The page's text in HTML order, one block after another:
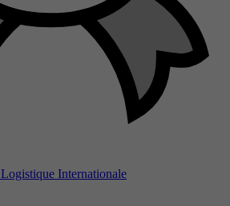
Internationale